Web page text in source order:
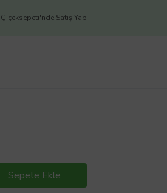
Çiçeksepeti'nde Satış Yap
Sepete Ekle